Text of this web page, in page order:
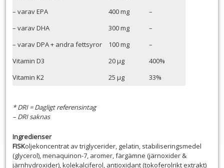
– varav EPA
400 mg
–
– varav DHA
300 mg
–
– varav DPA + andra fettsyror
100 mg
–
Vitamin D3
20 µg
400%
Vitamin K2
25 µg 33%
* DRI = Dagligt referensintag
– DRI saknas
Ingredienser
FISKoljekoncentrat av triglycerider, gelatin, stabiliseringsmedel
(glycerol), menaquinon-7, aromer, färgämne (järnoxider &
järnhydroxider), kolekalciferol, antioxidant (tokoferolrikt extrakt)